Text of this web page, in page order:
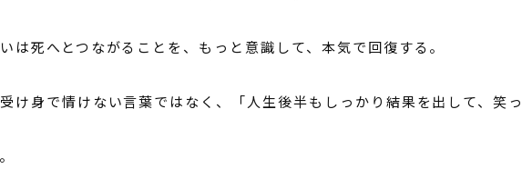
は死へとつながることを、もっと意識して、本気で回復する。
け身で情けない言葉ではなく、「人生後半もしっかり結果を出して、笑